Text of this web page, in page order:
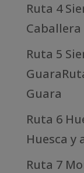
Ruta 4
Caballera
Ruta 5
Guara
Ruta 6
Huesca y
Ruta 7